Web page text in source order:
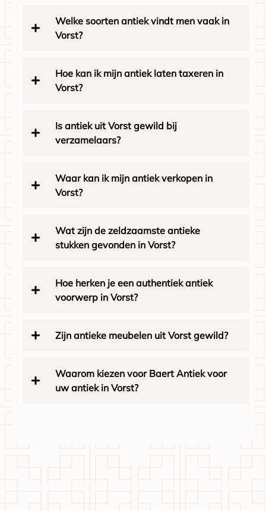
Welke soorten antiek vindt men vaak in
Vorst?
Hoe kan ik mijn antiek laten taxeren in
Vorst?
Is antiek uit Vorst gewild bij
verzamelaars?
Waar kan ik mijn antiek verkopen in
Vorst?
Wat zijn de zeldzaamste antieke
stukken gevonden in Vorst?
Hoe herken je een authentiek antiek
voorwerp in Vorst?
Zijn antieke meubelen uit Vorst gewild?
Waarom kiezen voor Baert Antiek voor
uw antiek in Vorst?